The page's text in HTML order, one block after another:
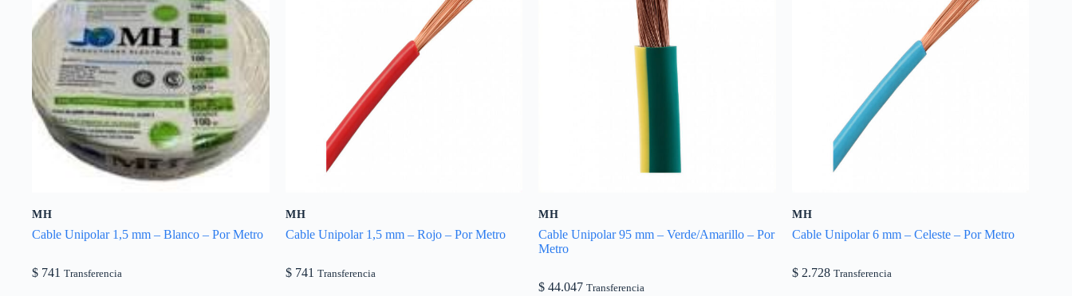
MH
Cable Unipolar 1,5 mm – Blanco – Por Metro
$ 741 Transferencia
MH
Cable Unipolar 1,5 mm – Rojo – Por Metro
$741 Transferencia
MH
Cable Unipolar 95 mm – Verde/Amarillo – Por
Metro
$ 44.047 Transferencia
MH
Cable Unipolar 6 mm – Celeste – Por Metro
$2.728 Transferencia